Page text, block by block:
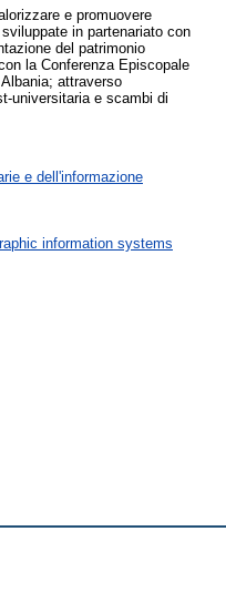
e promuovere
in partenariato con
del patrimonio
la Conferenza Episcopale
attraverso
universitaria e scambi di
e dell'informazione
information systems